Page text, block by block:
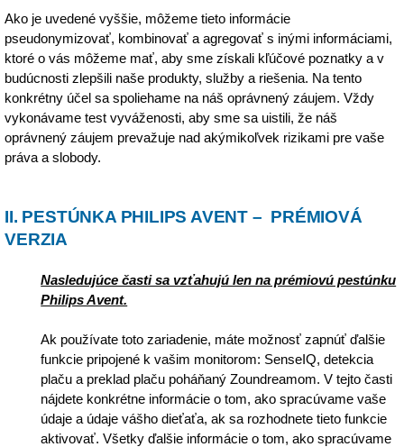
Ako je uvedené vyššie, môžeme tieto informácie
pseudonymizovať, kombinovať a agregovať s inými informáciami,
ktoré o vás môžeme mať, aby sme získali kľúčové poznatky a v
budúcnosti zlepšili naše produkty, služby a riešenia. Na tento
konkrétny účel sa spoliehame na náš oprávnený záujem. Vždy
vykonávame test vyváženosti, aby sme sa uistili, že náš
oprávnený záujem prevažuje nad akýmikoľvek rizikami pre vaše
práva a slobody.
II. PESTÚNKA PHILIPS AVENT – PRÉMIOVÁ
VERZIA
Nasledujúce časti sa vzťahujú len na prémiovú pestúnku
Philips Avent.
Ak používate toto zariadenie, máte možnosť zapnúť ďalšie
funkcie pripojené k vašim monitorom: SenseIQ, detekcia
plaču a preklad plaču poháňaný Zoundreamom. V tejto časti
nájdete konkrétne informácie o tom, ako spracúvame vaše
údaje a údaje vášho dieťaťa, ak sa rozhodnete tieto funkcie
aktivovať. Všetky ďalšie informácie o tom, ako spracúvame